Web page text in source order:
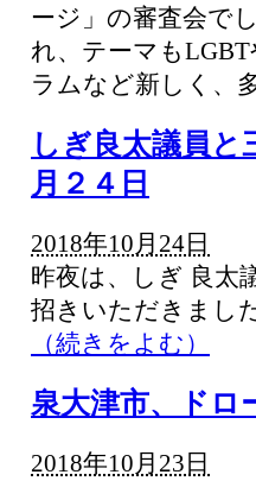
ージ」の審査会で
れ、テーマも
ラムなど新しく
しぎ良太議員
月２４日
2018年10月24日
昨夜は、しぎ 良太
招きいただきま
（続きをよむ）
泉大津市、ド
2018年10月23日